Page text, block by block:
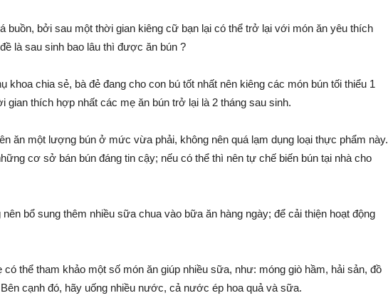
buồn, bởi sau một thời gian kiêng cữ bạn lại có thể trở lại với món ăn yêu thích
là sau sinh bao lâu thì được ăn bún ?
khoa chia sẻ, bà đẻ đang cho con bú tốt nhất nên kiêng các món bún tối thiểu 1
gian thích hợp nhất các mẹ ăn bún trở lại là 2 tháng sau sinh.
ăn một lượng bún ở mức vừa phải, không nên quá lạm dụng loại thực phẩm này.
cơ sở bán bún đáng tin cậy; nếu có thể thì nên tự chế biến bún tại nhà cho
bổ sung thêm nhiều sữa chua vào bữa ăn hàng ngày; để cải thiện hoạt động
thể tham khảo một số món ăn giúp nhiều sữa, như: móng giò hầm, hải sản, đồ
cạnh đó, hãy uống nhiều nước, cả nước ép hoa quả và sữa.